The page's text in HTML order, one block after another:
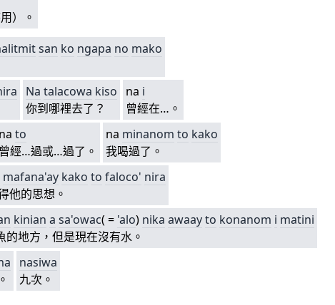
）。
san ko ngapa no mako
Na talacowa kiso
你到哪裡去了？
na i
曾經在…。
na to
曾經…過或…過了。
na minanom to kako
我喝過了。
mafana'ay kako to faloco' nira
他的思想。
kinian a sa'owac( = 'alo) nika awaayto konanom i matini
的地方，但是現在沒有水。
nasiwa
九次。